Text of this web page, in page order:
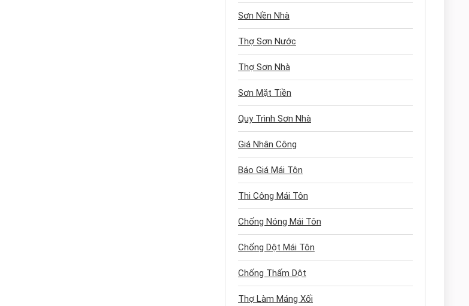
Sơn Nền Nhà
Thợ Sơn Nước
Thợ Sơn Nhà
Sơn Mặt Tiền
Quy Trình Sơn Nhà
Giá Nhân Công
Báo Giá Mái Tôn
Thi Công Mái Tôn
Chống Nóng Mái Tôn
Chống Dột Mái Tôn
Chống Thấm Dột
Thợ Làm Máng Xối